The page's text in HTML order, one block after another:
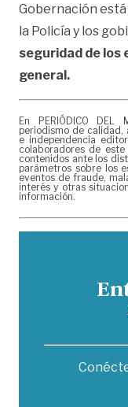
Gobernación
la Policía y los
seguridad de los
general.
En PERIÓDICO
periodismo de calidad,
e independencia
colaboradores de
contenidos ante los
parámetros sobre los
eventos de fraude,
interés y otras
información.